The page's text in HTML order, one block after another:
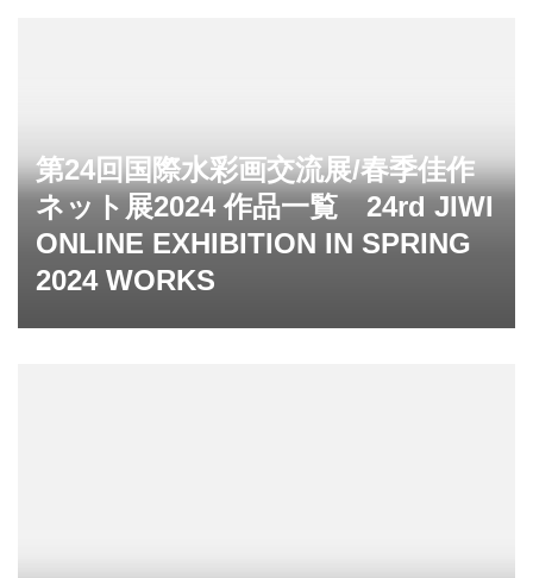
第24回国際水彩画交流展/春季佳作
ネット展2024 作品一覧 24rd JIWI
ONLINE EXHIBITION IN SPRING
2024 WORKS